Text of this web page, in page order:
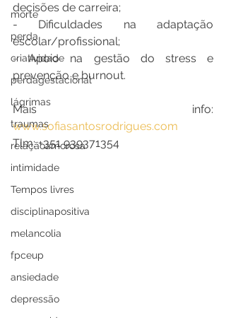
morte
perda
criatividade
perdagestacional
lágrimas
traumas
relaçãoamorosa
intimidade
Tempos livres
disciplinapositiva
melancolia
fpceup
ansiedade
depressão
decisões de carreira;
- Dificuldades na adaptação
escolar/profissional;
- Apoio na gestão do stress e
prevenção e burnout.
www.sofiasantosrodrigues.com
Tlm: +351 939371354